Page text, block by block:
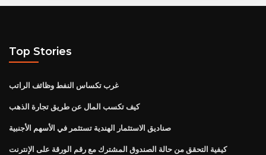
Top Stories
غرب تكساس النفط وظائف الراتب
كيف تكسب المال عن طريق تجارة الذهب
صناديق الاستثمار الهندية تستثمر في الأسهم الأجنبية
كيفية التحقق من حالة الصندوق المشترك مع رقم الورقة على الإنترنت